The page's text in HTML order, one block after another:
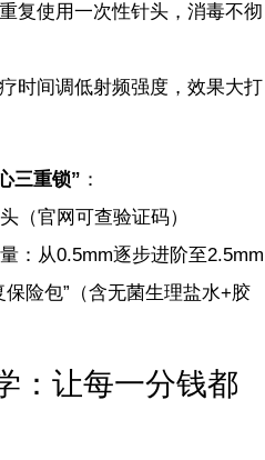
复使用一次性针头，消毒不彻
时间调低射频强度，效果大打
三重锁” ：
（官网可查验证码）
：从0.5mm逐步进阶至2.5mm
险包”（含无菌生理盐水+胶
：让每一分钱都